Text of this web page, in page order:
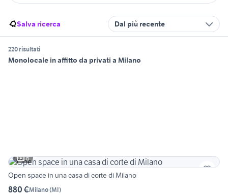
Salva ricerca Dal più recente
220 risultati
Monolocale in affitto da privati a Milano
6
Open space in una casa di corte di Milano
880 €Milano(MI)